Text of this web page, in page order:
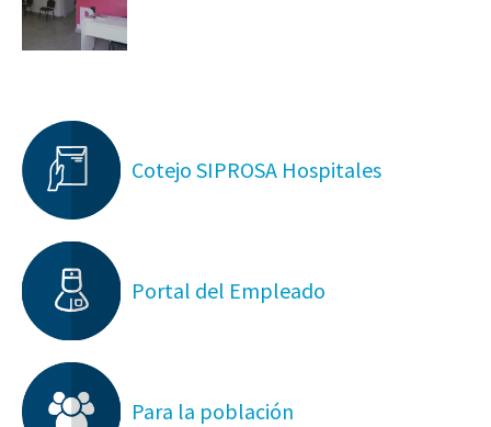
Cotejo SIPROSA Hospitales
Portal del Empleado
Para la población